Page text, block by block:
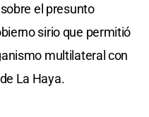
el presunto
sirio que permitió
multilateral con
La Haya.